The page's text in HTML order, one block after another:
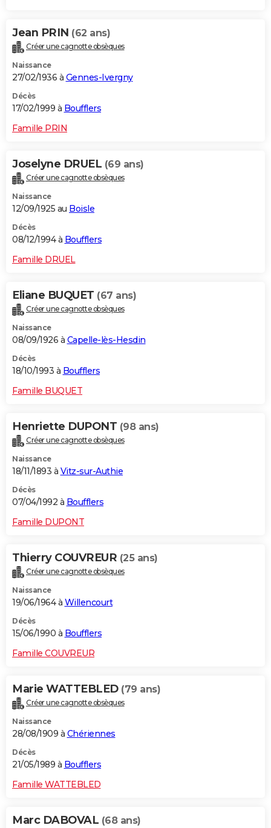
Jean PRIN (62 ans)
Créer une cagnotte obsèques
Naissance
27/02/1936 à Gennes-Ivergny
Décès
17/02/1999 à Boufflers
Famille PRIN
Joselyne DRUEL (69 ans)
Créer une cagnotte obsèques
Naissance
12/09/1925 au Boisle
Décès
08/12/1994 à Boufflers
Famille DRUEL
Eliane BUQUET (67 ans)
Créer une cagnotte obsèques
Naissance
08/09/1926 à Capelle-lès-Hesdin
Décès
18/10/1993 à Boufflers
Famille BUQUET
Henriette DUPONT (98 ans)
Créer une cagnotte obsèques
Naissance
18/11/1893 à Vitz-sur-Authie
Décès
07/04/1992 à Boufflers
Famille DUPONT
Thierry COUVREUR (25 ans)
Créer une cagnotte obsèques
Naissance
19/06/1964 à Willencourt
Décès
15/06/1990 à Boufflers
Famille COUVREUR
Marie WATTEBLED (79 ans)
Créer une cagnotte obsèques
Naissance
28/08/1909 à Chériennes
Décès
21/05/1989 à Boufflers
Famille WATTEBLED
Marc DABOVAL (68 ans)